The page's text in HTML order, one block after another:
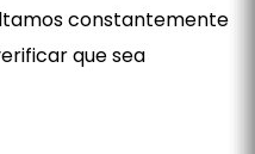
constantemente
que sea